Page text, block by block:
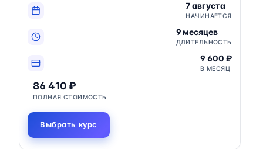
7 августа
НАЧИНАЕТСЯ
9 месяцев
ДЛИТЕЛЬНОСТЬ
9 600 ₽
В МЕСЯЦ
86 410 ₽
ПОЛНАЯ СТОИМОСТЬ
Выбрать курс